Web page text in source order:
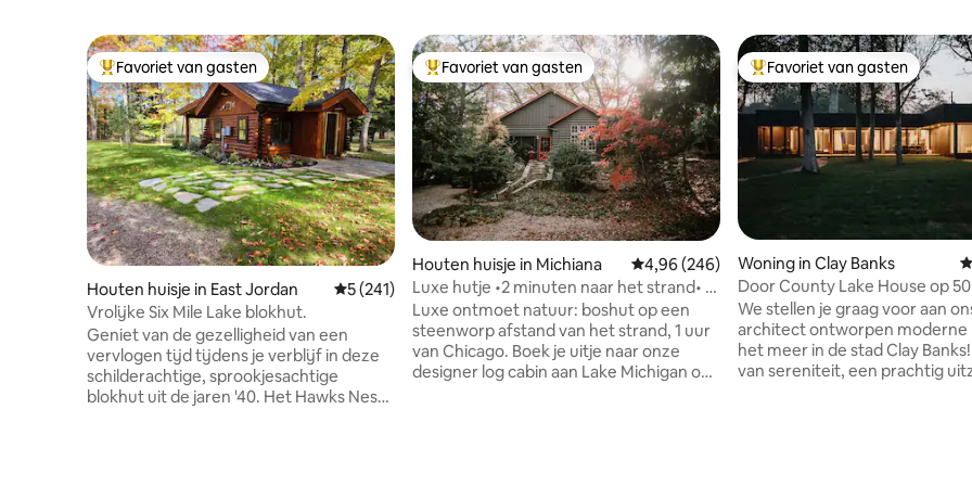
Topfavoriet van gasten
Favoriet van gasten
Houten huisje in East Jordan Gemiddelde beoordeling van 5 op 5, 241 recensies
5 (241)
Vrolijke Six Mile Lake blokhut.
Geniet van de gezelligheid van een
vervlogen tijd tijdens je verblijf in deze
schilderachtige, sprookjesachtige
blokhut uit de jaren '40. Het Hawks Nest
Topfavoriet van gasten
Favoriet van gasten
Houten huisje in Michiana Gemiddelde beoordeling van 4,96 op 5, 246
4,96 (246)
Luxe hutje •2 minuten naar het strand• 1
uur naar Chicago
Luxe ontmoet natuur: boshut op een
steenworp afstand van het strand, 1 uur
van Chicago. Boek je uitje naar onze
designer log cabin aan Lake Michigan op
Topfavoriet van gasten
Favoriet van gasten
Woning in Clay Banks
Door County Lake House op
van Lambeau Field
We stellen je graag voor aan
architect ontworpen moderne
het meer in de stad Clay Banks! Geniet
van sereniteit, een prachtig